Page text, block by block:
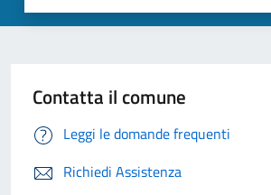
Contatta il comune
Leggi le domande frequenti
Richiedi Assistenza